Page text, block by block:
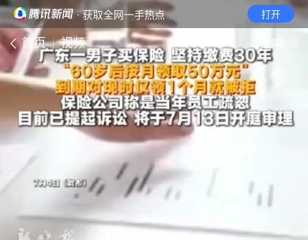
· 获取全网一手热点 打开
首页 视频 无障碍